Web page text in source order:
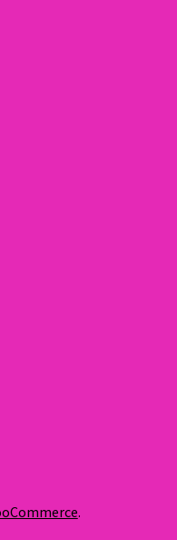
.